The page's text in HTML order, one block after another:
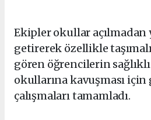
Ekipler okullar açılmadan
getirerek özellikle
gören öğrencilerin
okullarına kavuşması
çalışmaları tamamladı.